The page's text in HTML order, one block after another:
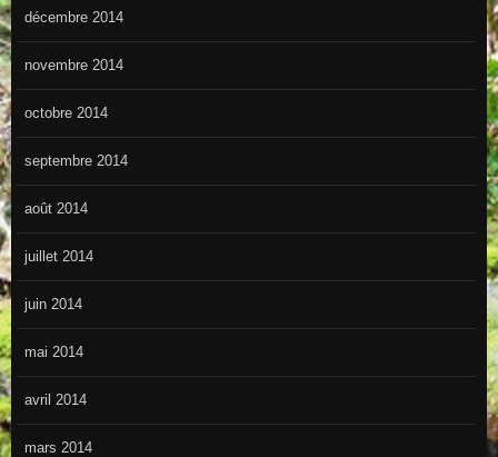
décembre 2014
novembre 2014
octobre 2014
septembre 2014
août 2014
juillet 2014
juin 2014
mai 2014
avril 2014
mars 2014